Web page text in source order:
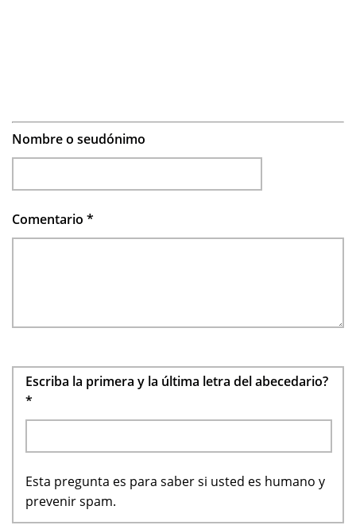
Nombre o seudónimo
Comentario *
Escriba la primera y la última letra del abecedario?
*
Esta pregunta es para saber si usted es humano y
prevenir spam.